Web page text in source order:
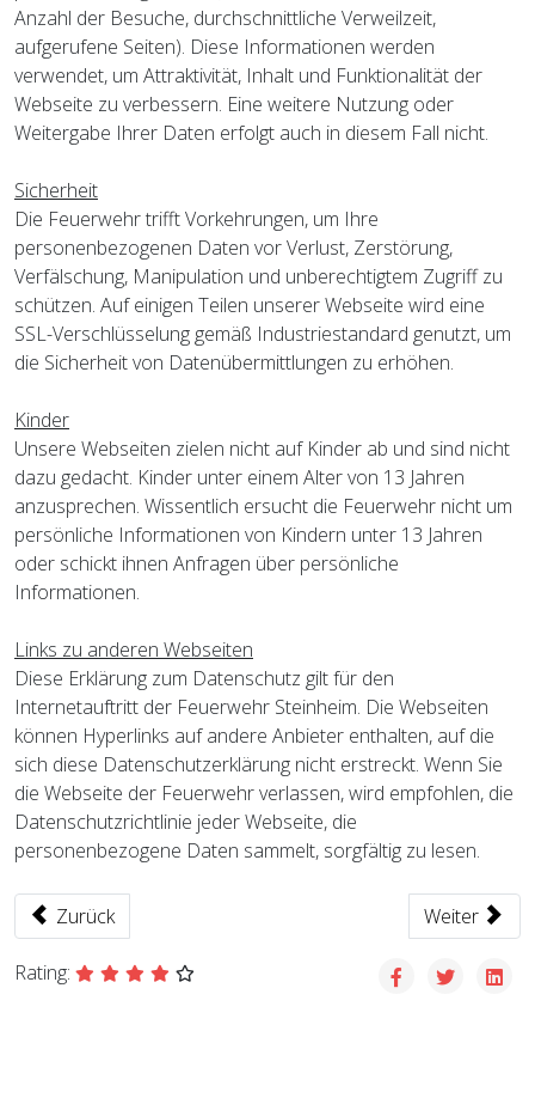
Anzahl der Besuche, durchschnittliche Verweilzeit,
aufgerufene Seiten). Diese Informationen werden
verwendet, um Attraktivität, Inhalt und Funktionalität der
Webseite zu verbessern. Eine weitere Nutzung oder
Weitergabe Ihrer Daten erfolgt auch in diesem Fall nicht.
Sicherheit
Die Feuerwehr trifft Vorkehrungen, um Ihre
personenbezogenen Daten vor Verlust, Zerstörung,
Verfälschung, Manipulation und unberechtigtem Zugriff zu
schützen. Auf einigen Teilen unserer Webseite wird eine
SSL-Verschlüsselung gemäß Industriestandard genutzt, um
die Sicherheit von Datenübermittlungen zu erhöhen.
Kinder
Unsere Webseiten zielen nicht auf Kinder ab und sind nicht
dazu gedacht. Kinder unter einem Alter von 13 Jahren
anzusprechen. Wissentlich ersucht die Feuerwehr nicht um
persönliche Informationen von Kindern unter 13 Jahren
oder schickt ihnen Anfragen über persönliche
Informationen.
Links zu anderen Webseiten
Diese Erklärung zum Datenschutz gilt für den
Internetauftritt der Feuerwehr Steinheim. Die Webseiten
können Hyperlinks auf andere Anbieter enthalten, auf die
sich diese Datenschutzerklärung nicht erstreckt. Wenn Sie
die Webseite der Feuerwehr verlassen, wird empfohlen, die
Datenschutzrichtlinie jeder Webseite, die
personenbezogene Daten sammelt, sorgfältig zu lesen.
Vorheriger Beitrag: Jugendfeuerwehr Steinheim
Zurück Nächster
Weiter
Rating: